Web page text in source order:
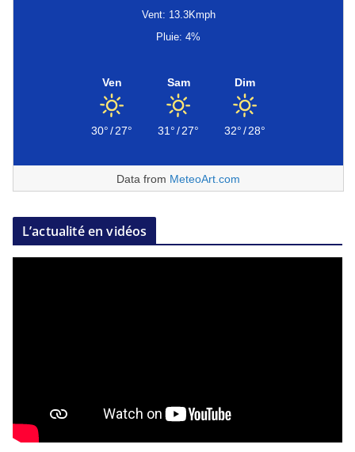
Vent: 13.3Kmph
Pluie: 4%
Ven
30°/27°
Sam
31°/27°
Dim
32°/28°
Data from MeteoArt.com
L’actualité en vidéos